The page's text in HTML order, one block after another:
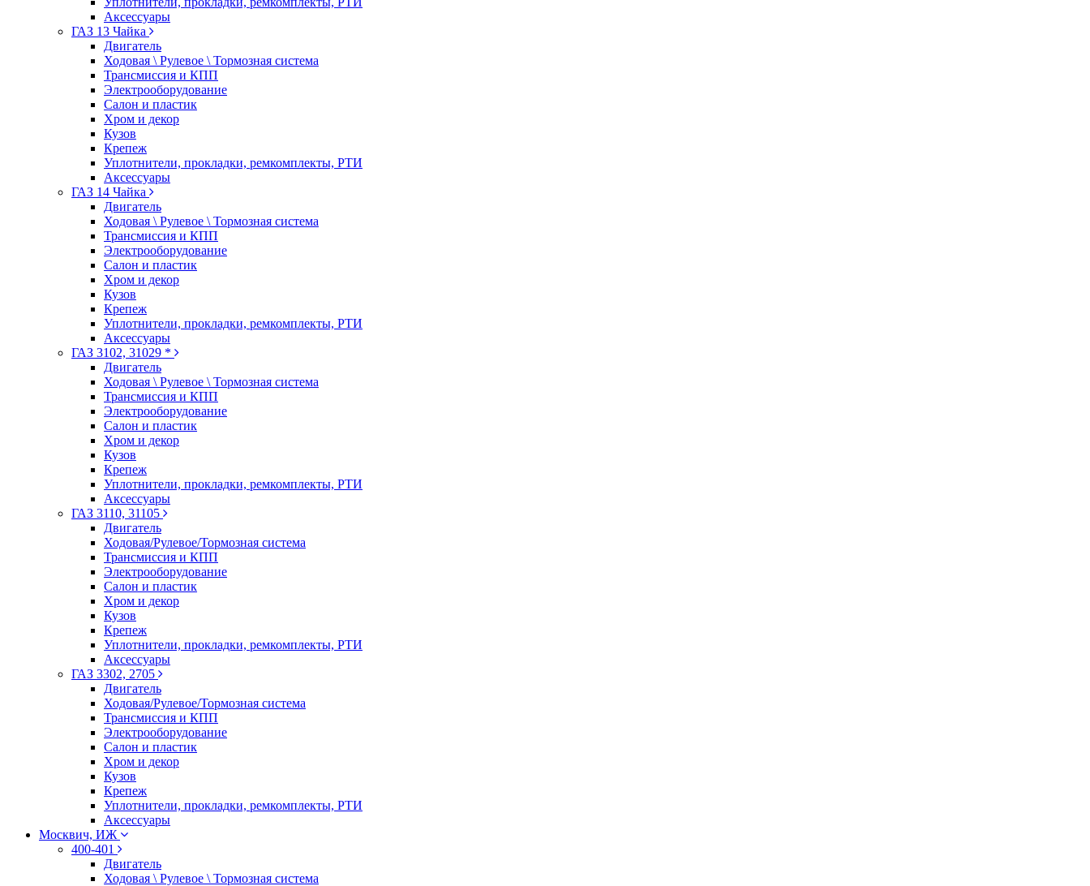
Аксессуары
ГАЗ 13 Чайка
Двигатель
Ходовая \ Рулевое \ Тормозная система
Трансмиссия и КПП
Электрооборудование
Салон и пластик
Хром и декор
Кузов
Крепеж
Уплотнители, прокладки, ремкомплекты, РТИ
Аксессуары
ГАЗ 14 Чайка
Двигатель
Ходовая \ Рулевое \ Тормозная система
Трансмиссия и КПП
Электрооборудование
Салон и пластик
Хром и декор
Кузов
Крепеж
Уплотнители, прокладки, ремкомплекты, РТИ
Аксессуары
ГАЗ 3102, 31029 *
Двигатель
Ходовая \ Рулевое \ Тормозная система
Трансмиссия и КПП
Электрооборудование
Салон и пластик
Хром и декор
Кузов
Крепеж
Уплотнители, прокладки, ремкомплекты, РТИ
Аксессуары
ГАЗ 3110, 31105
Двигатель
Ходовая/Рулевое/Тормозная система
Трансмиссия и КПП
Электрооборудование
Салон и пластик
Хром и декор
Кузов
Крепеж
Уплотнители, прокладки, ремкомплекты, РТИ
Аксессуары
ГАЗ 3302, 2705
Двигатель
Ходовая/Рулевое/Тормозная система
Трансмиссия и КПП
Электрооборудование
Салон и пластик
Хром и декор
Кузов
Крепеж
Уплотнители, прокладки, ремкомплекты, РТИ
Аксессуары
Москвич, ИЖ
400-401
Двигатель
Ходовая \ Рулевое \ Тормозная система